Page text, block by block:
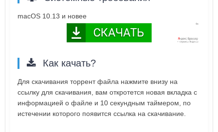
macOS 10.13 и новее
Как качать?
Для скачивания торрент файла нажмите внизу на
ссылку для скачивания, вам откротется новая вкладка с
информацией о файле и 10 секундным таймером, по
истечении которого появится ссылка на скачивание.